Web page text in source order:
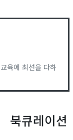
육에 최선을 다하
북큐레이션